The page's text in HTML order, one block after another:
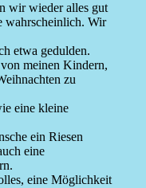
wir wieder alles gut
wahrscheinlich. Wir
etwa gedulden.
meinen Kindern,
zu
eine kleine
ein Riesen
eine
eine Möglichkeit